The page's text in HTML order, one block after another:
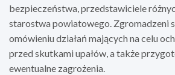
bezpieczeństwa, przedstawiciele
starostwa powiatowego. Zgromadzeni
omówieniu działań mających na celu
przed skutkami upałów, a także
ewentualne zagrożenia.